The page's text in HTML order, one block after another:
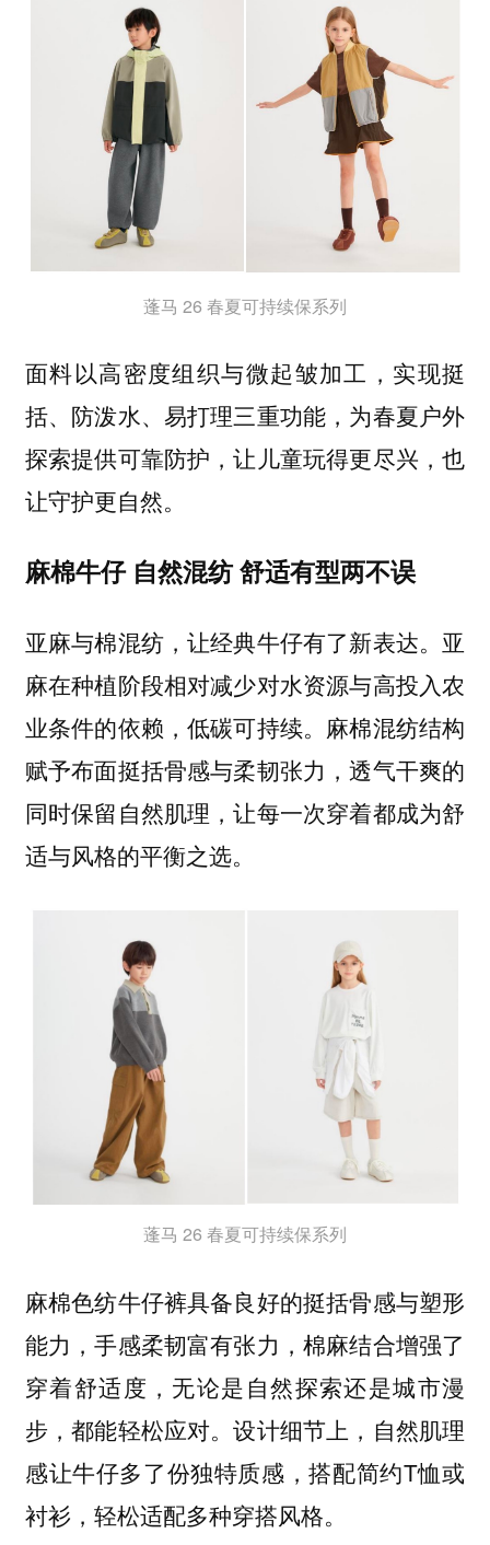
蓬马 26 春夏可持续保系列
面料以高密度组织与微起皱加工，实现挺
括、防泼水、易打理三重功能，为春夏户外
探索提供可靠防护，让儿童玩得更尽兴，也
让守护更自然。
麻棉牛仔 自然混纺 舒适有型两不误
亚麻与棉混纺，让经典牛仔有了新表达。亚
麻在种植阶段相对减少对水资源与高投入农
业条件的依赖，低碳可持续。麻棉混纺结构
赋予布面挺括骨感与柔韧张力，透气干爽的
同时保留自然肌理，让每一次穿着都成为舒
适与风格的平衡之选。
蓬马 26 春夏可持续保系列
麻棉色纺牛仔裤具备良好的挺括骨感与塑形
能力，手感柔韧富有张力，棉麻结合增强了
穿着舒适度，无论是自然探索还是城市漫
步，都能轻松应对。设计细节上，自然肌理
感让牛仔多了份独特质感，搭配简约T恤或
衬衫，轻松适配多种穿搭风格。